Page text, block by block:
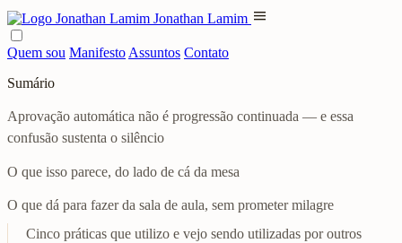
Jonathan Lamim menu
Quem sou Manifesto Assuntos Contato
Sumário
Aprovação automática não é progressão continuada — e essa
confusão sustenta o silêncio
O que isso parece, do lado de cá da mesa
O que dá para fazer da sala de aula, sem prometer milagre
Cinco práticas que utilizo e vejo sendo utilizadas por outros